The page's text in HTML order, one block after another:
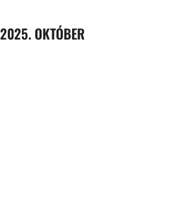
2025. OKTÓBER